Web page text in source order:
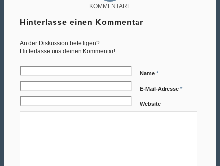
KOMMENTARE
Hinterlasse einen Kommentar
An der Diskussion beteiligen?
Hinterlasse uns deinen Kommentar!
Name*
E-Mail-Adresse*
Website